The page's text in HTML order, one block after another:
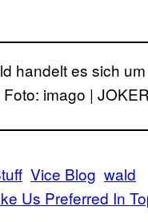
handelt es sich
imago | JOKER
Vice Blog wald
Us Preferred In